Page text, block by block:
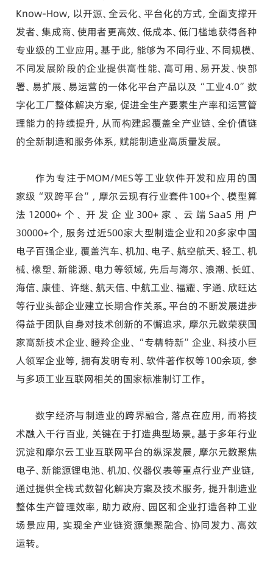
Know-How，以开源、全云化、平台化的方式，全面支撑开
发者、集成商、使用者更高效、低成本、低门槛地获得各种
专业级的工业应用。基于此，能够为不同行业、不同规模、
不同发展阶段的企业提供高性能、高可用、易开发、快部
署、易扩展、易运营的一体化平台产品以及“工业4.0”数
字化工厂整体解决方案，促进全生产要素生产率和运营管
理能力的持续提升，从而构建起覆盖全产业链、全价值链
的全新制造和服务体系，赋能制造业高质量发展。
作为专注于MOM/MES等工业软件开发和应用的国
家级“双跨平台”，摩尔云现有行业套件100+个、模型算
法12000+个、开发企业300+家、云端SaaS用户
30000+个，服务过近500家大型制造企业和20多家中国
电子百强企业，覆盖汽车、机加、电子、航空航天、轻工、机
械、橡塑、新能源、电力等领域，先后与海尔、浪潮、长虹、
海信、康佳、 许继、航天信、中航工业、福耀、宇通、欣旺达
等行业头部企业建立长期合作关系。平台的不断发展进步
得益于团队自身对技术创新的不懈追求，摩尔元数荣获国
家高新技术企业、瞪羚企业、“专精特新”企业、科技小巨
人领军企业等，拥有发明专利、软件著作权等100余项，参
与多项工业互联网相关的国家标准制订工作。
数字经济与制造业的跨界融合，落点在应用，而将技
术融入千行百业，关键在于打造典型场景。基于多年行业
沉淀和摩尔云工业互联网平台的纵深发展，摩尔元数聚焦
电子、新能源锂电池、机加、仪器仪表等重点行业产业链，
通过提供全栈式数智化解决方案及技术服务，提升制造业
整体生产管理效率，助力政府、园区和企业打造各种工业
场景应用，实现全产业链资源集聚融合、协同发力、高效
运转。